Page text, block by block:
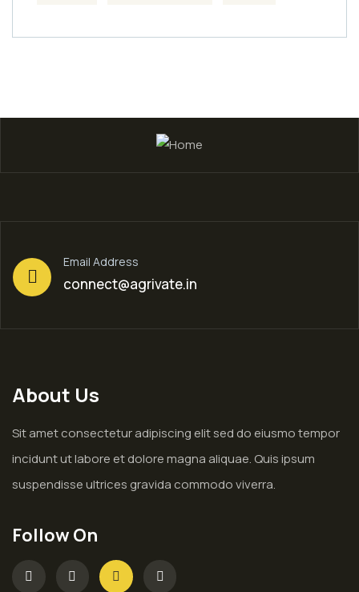
Email Address
connect@agrivate.in
About Us
Sit amet consectetur adipiscing elit sed do eiusmo tempor
incidunt ut labore et dolore magna aliquae. Quis ipsum
suspendisse ultrices gravida commodo viverra.
Follow On